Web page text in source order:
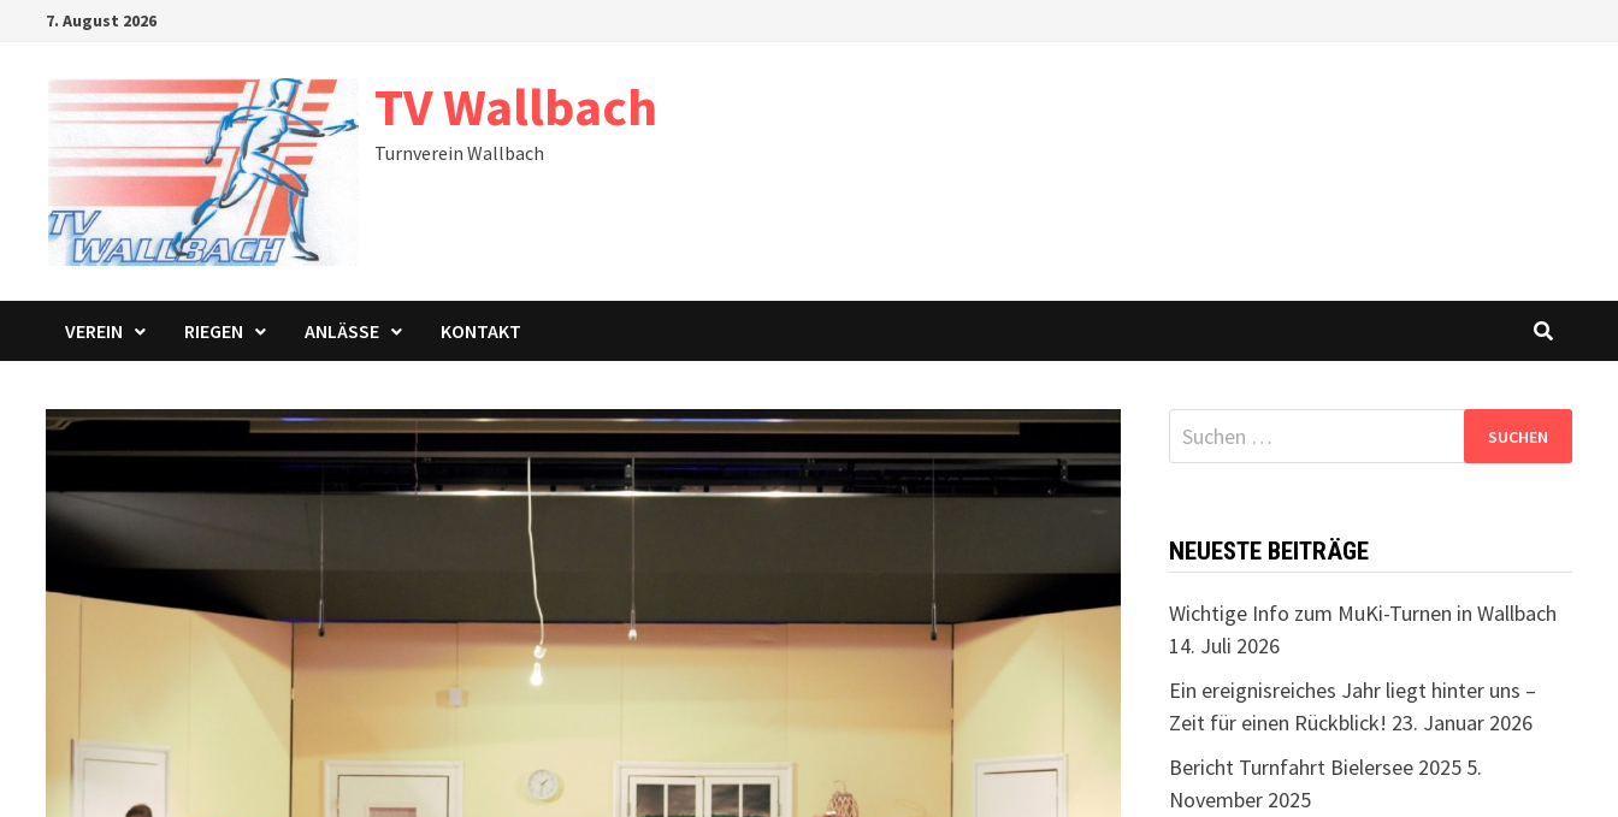
springen
7. August 2026
TV Wallbach
Turnverein Wallbach
VEREIN RIEGEN ANLÄSSE KONTAKT
Suchen
nach:
NEUESTE BEITRÄGE
Wichtige Info zum MuKi-Turnen in Wallbach
14. Juli 2026
Ein ereignisreiches Jahr liegt hinter uns –
Zeit für einen Rückblick! 23. Januar 2026
Bericht Turnfahrt Bielersee 2025 5.
November 2025